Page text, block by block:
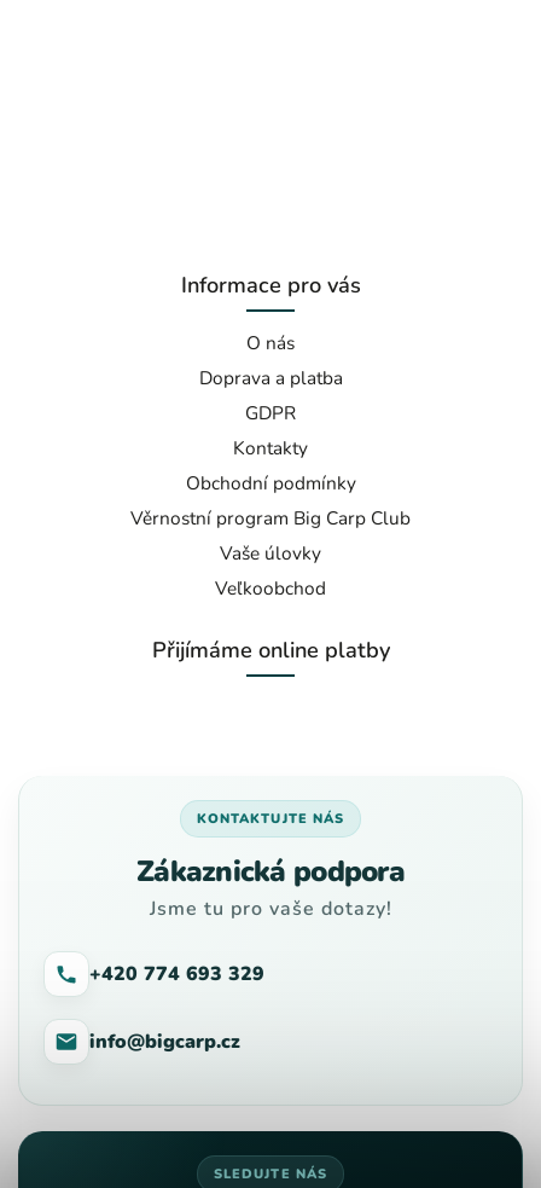
Informace pro vás
O nás
Doprava a platba
GDPR
Kontakty
Obchodní podmínky
Věrnostní program Big Carp Club
Vaše úlovky
Veľkoobchod
Přijímáme online platby
KONTAKTUJTE NÁS
Zákaznická podpora
Jsme tu pro vaše dotazy!
+420 774 693 329
info@bigcarp.cz
SLEDUJTE NÁS